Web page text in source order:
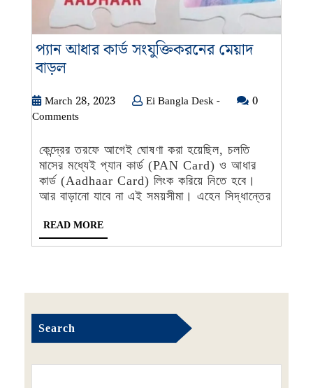
প্যান আধার কার্ড সংযুক্তিকরনের মেয়াদ
বাড়লপ্যান
কার্ড
সংযুক্তিকরনের
মেয়াদ
বাড়ল
March 28, 2023March Ei Bangla Desk -Ei
0
Comments
কেন্দ্রের তরফে আগেই ঘোষণা করা হয়েছিল, চলতি
মাসের মধ্যেই প্যান কার্ড (PAN Card) ও আধার
কার্ড (Aadhaar Card) লিংক করিয়ে নিতে হবে।
আর বাড়ানো যাবে না এই সময়সীমা। এহেন সিদ্ধান্তের
READ MOREREAD
MORE
Search